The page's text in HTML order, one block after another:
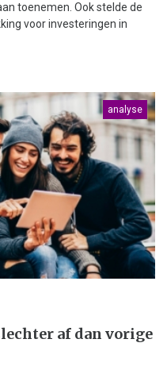
toenemen. Ook stelde de
voor investeringen in
analyse
af dan vorige